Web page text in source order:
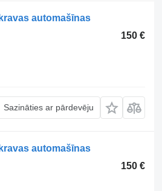
automašīnas
150 €
Sazināties ar pārdevēju
automašīnas
150 €